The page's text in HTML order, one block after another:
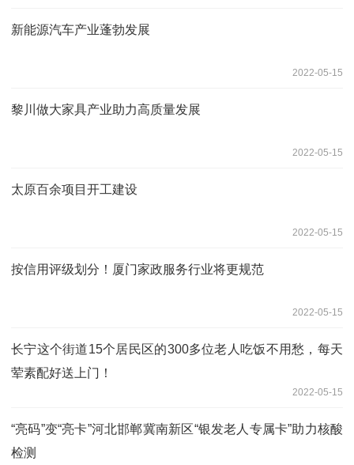
新能源汽车产业蓬勃发展
2022-05-15
黎川做大家具产业助力高质量发展
2022-05-15
太原百余项目开工建设
2022-05-15
按信用评级划分！厦门家政服务行业将更规范
2022-05-15
长宁这个街道15个居民区的300多位老人吃饭不用愁，每天
荤素配好送上门！
2022-05-15
“亮码”变“亮卡”河北邯郸冀南新区“银发老人专属卡”助力核酸
检测